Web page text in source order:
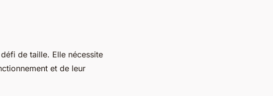
de taille. Elle nécessite
et de leur